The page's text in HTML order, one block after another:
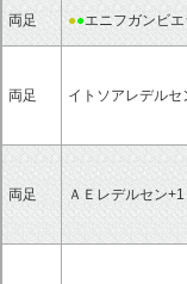
両足 ●●エニフガンビエ
両足 イトソアレデルセ
両足 ＡＥレデルセン+1